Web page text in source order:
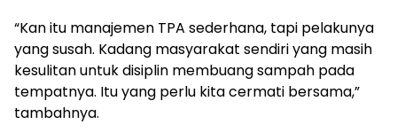
“Kan itu manajemen TPA sederhana, tapi pelakunya
yang susah. Kadang masyarakat sendiri yang masih
kesulitan untuk disiplin membuang sampah pada
tempatnya. Itu yang perlu kita cermati bersama,”
tambahnya.